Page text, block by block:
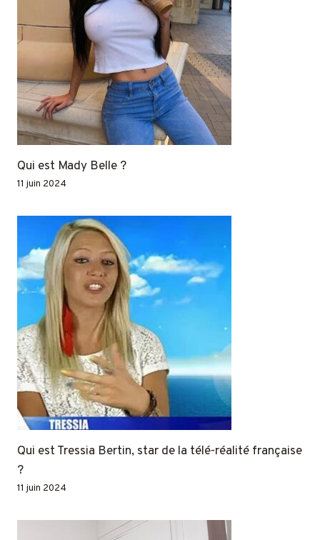
Qui est Mady Belle ?
11 juin 2024
Qui est Tressia Bertin, star de la télé-réalité française
?
11 juin 2024